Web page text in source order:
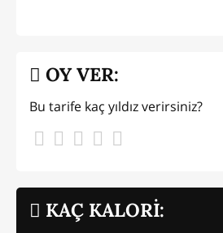
KAÇ KALORİ:
OY VER:
Bu tarife kaç yıldız verirsiniz?